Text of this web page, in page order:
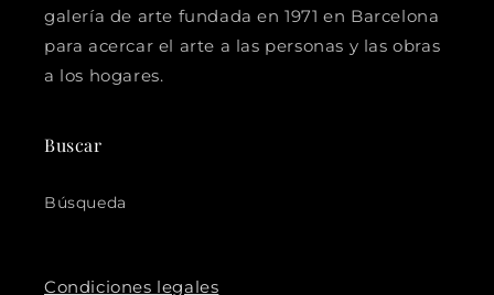
galería de arte fundada en 1971 en Barcelona
para acercar el arte a las personas y las obras
a los hogares.
Buscar
Búsqueda
Condiciones legales